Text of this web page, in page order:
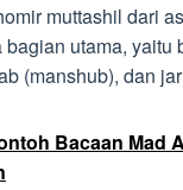
muttashil dari
utama, yaitu
(manshub), dan
Bacaan Mad